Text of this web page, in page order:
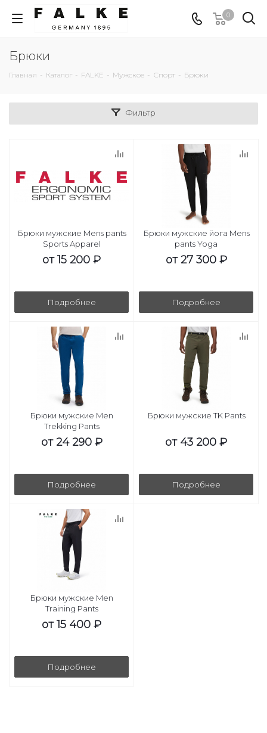
0
Брюки
Главная - Каталог - FALKE - Мужское - Спорт - Брюки
Фильтр
Брюки мужские Mens pants
Sports Apparel
от15 200 ₽
Подробнее
Брюки мужские йога Mens
pants Yoga
от27 300 ₽
Подробнее
Брюки мужские Men
Trekking Pants
от24 290 ₽
Подробнее
Брюки мужские TK Pants
от 43 200 ₽
Подробнее
Брюки мужские Men
Training Pants
от15 400 ₽
Подробнее